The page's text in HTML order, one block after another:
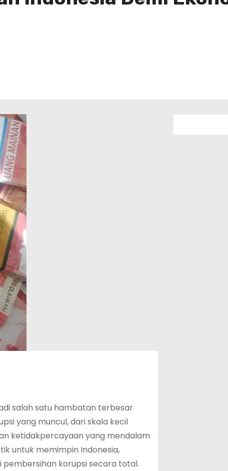
salah satu hambatan terbesar
yang muncul, dari skala kecil
ketidakpercayaan yang mendalam
untuk memimpin Indonesia,
korupsi secara total.